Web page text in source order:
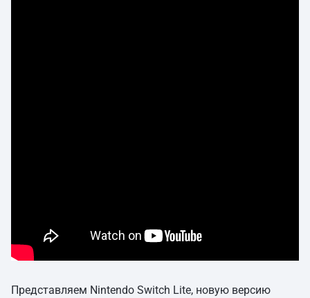
Представляем Nintendo Switch Lite, новую версию